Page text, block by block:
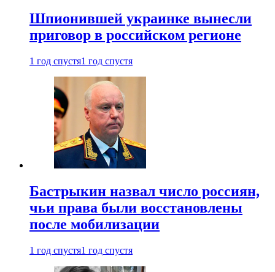
Шпионившей украинке вынесли
приговор в российском регионе
1 год спустя1 год спустя
Бастрыкин назвал число россиян,
чьи права были восстановлены
после мобилизации
1 год спустя1 год спустя